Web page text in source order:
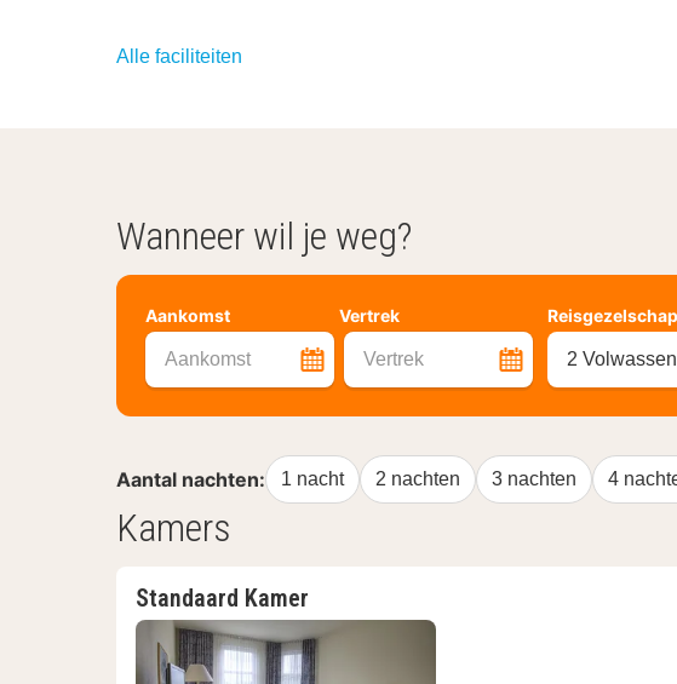
Alle faciliteiten
Wanneer wil je weg?
Aankomst Vertrek
Aankomst Vertrek
Reisgezelschap
2
Aantal nachten: 1 nacht 2 nachten 3 nachten 4
Kamers
Standaard Kamer